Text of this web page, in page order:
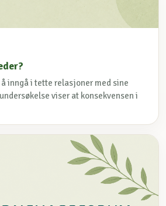
inngå i tette relasjoner med sine
viser at konsekvensen i